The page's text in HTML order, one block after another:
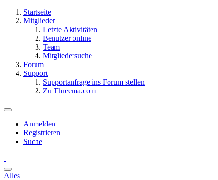
Startseite
Mitglieder
Letzte Aktivitäten
Benutzer online
Team
Mitgliedersuche
Forum
Support
Supportanfrage ins Forum stellen
Zu Threema.com
Anmelden
Registrieren
Suche
Alles